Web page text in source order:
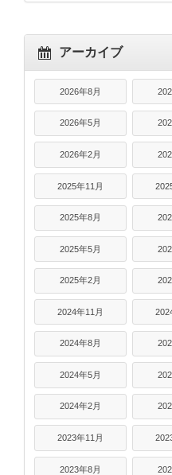
アーカイブ
2026年8月
2026年5月
2026年2月
2025年11月
2025年8月
2025年5月
2025年2月
2024年11月
2024年8月
2024年5月
2024年2月
2023年11月
2023年8月